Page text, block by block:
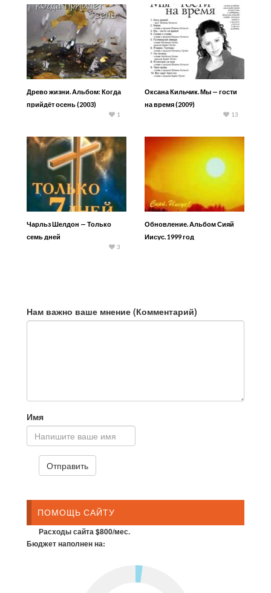
Древо жизни. Альбом: Когда
прийдёт осень (2003)
1
Оксана Кильчик. Мы — гости
на время (2009)
13
Чарльз Шелдон — Только
семь дней
3
Обновление. Альбом Сияй
Иисус. 1999 год
Нам важно ваше мнение (Комментарий)
Имя
ПОМОЩЬ САЙТУ
Расходы сайта $800/мес.
Бюджет наполнен на: